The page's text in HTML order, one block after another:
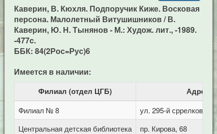
Каверин, В. Кюхля. Подпоручик Киже. Восковая
персона. Малолетный Витушишников / В.
Каверин, Ю. Н. Тынянов - М.: Худож. лит., -1989.
-477c.
ББК: 84(2Рос=Рус)6
Имеется в наличии:
Филиал (отдел ЦГБ) Адрес
Филиал № 8
ул. 295-й сррелковой
Центральная детская библиотека
пр. Кирова, 68